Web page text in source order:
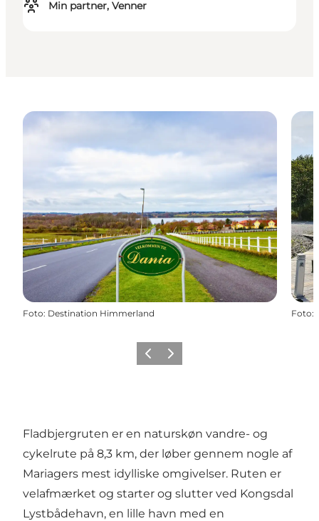
Min partner, Venner
Foto: Destination Himmerland Foto:
Forrige billede
Næste billede
Fladbjergruten er en naturskøn vandre- og
cykelrute på 8,3 km, der løber gennem nogle af
Mariagers mest idylliske omgivelser. Ruten er
velafmærket og starter og slutter ved Kongsdal
Lystbådehavn, en lille havn med en